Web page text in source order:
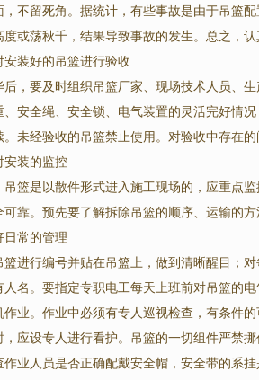
1 2
不留死角。据统计，有些事故是由于吊篮
或荡秋千，结果导致事故的发生。总之，
装好的吊篮进行验收
后，要及时组织吊篮厂家、现场技术人员、
安全绳、安全锁、电气装置的灵活完好情
未经验收的吊篮禁止使用。对验收中存在
安装的监控
篮是以散件形式进入施工现场的，应重点
靠。预先要了解拆除吊篮的顺序、运输的
常的管理
篮进行编号并贴在吊篮上，做到清晰醒目；
人名。要指定专职电工每天上班前对吊篮的
业。作业中必须有专人巡视检查，有条件
应设专人进行看护。吊篮的一切组件严禁挪
业人员是否正确配戴安全帽，安全带的系